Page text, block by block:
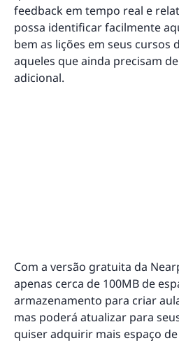
feedback em tempo real e
possa identificar facilmente
bem as lições em seus cursos
aqueles que ainda precisam
adicional.
Com a versão gratuita da
apenas cerca de 100MB de
armazenamento para criar
mas poderá atualizar para
quiser adquirir mais espaço